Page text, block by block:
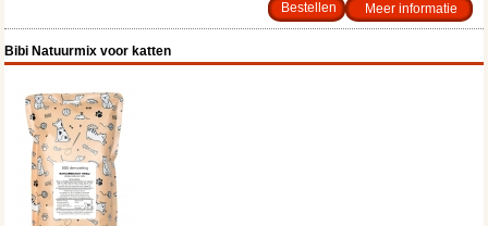
Meer informatie
Bibi Natuurmix voor katten